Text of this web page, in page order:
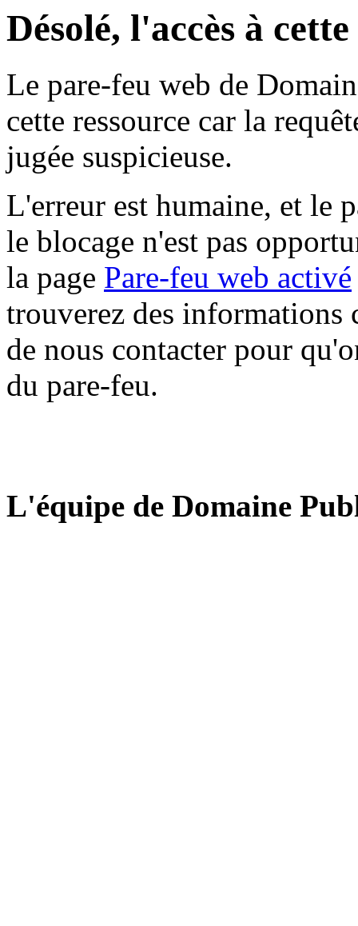
Désolé, l'accès à
Le pare-feu web de
cette ressource car la
jugée suspicieuse.
L'erreur est humaine, et le
le blocage n'est pas
la page Pare-feu web activé
trouverez des informations
de nous contacter pour
du pare-feu.
L'équipe de Domaine